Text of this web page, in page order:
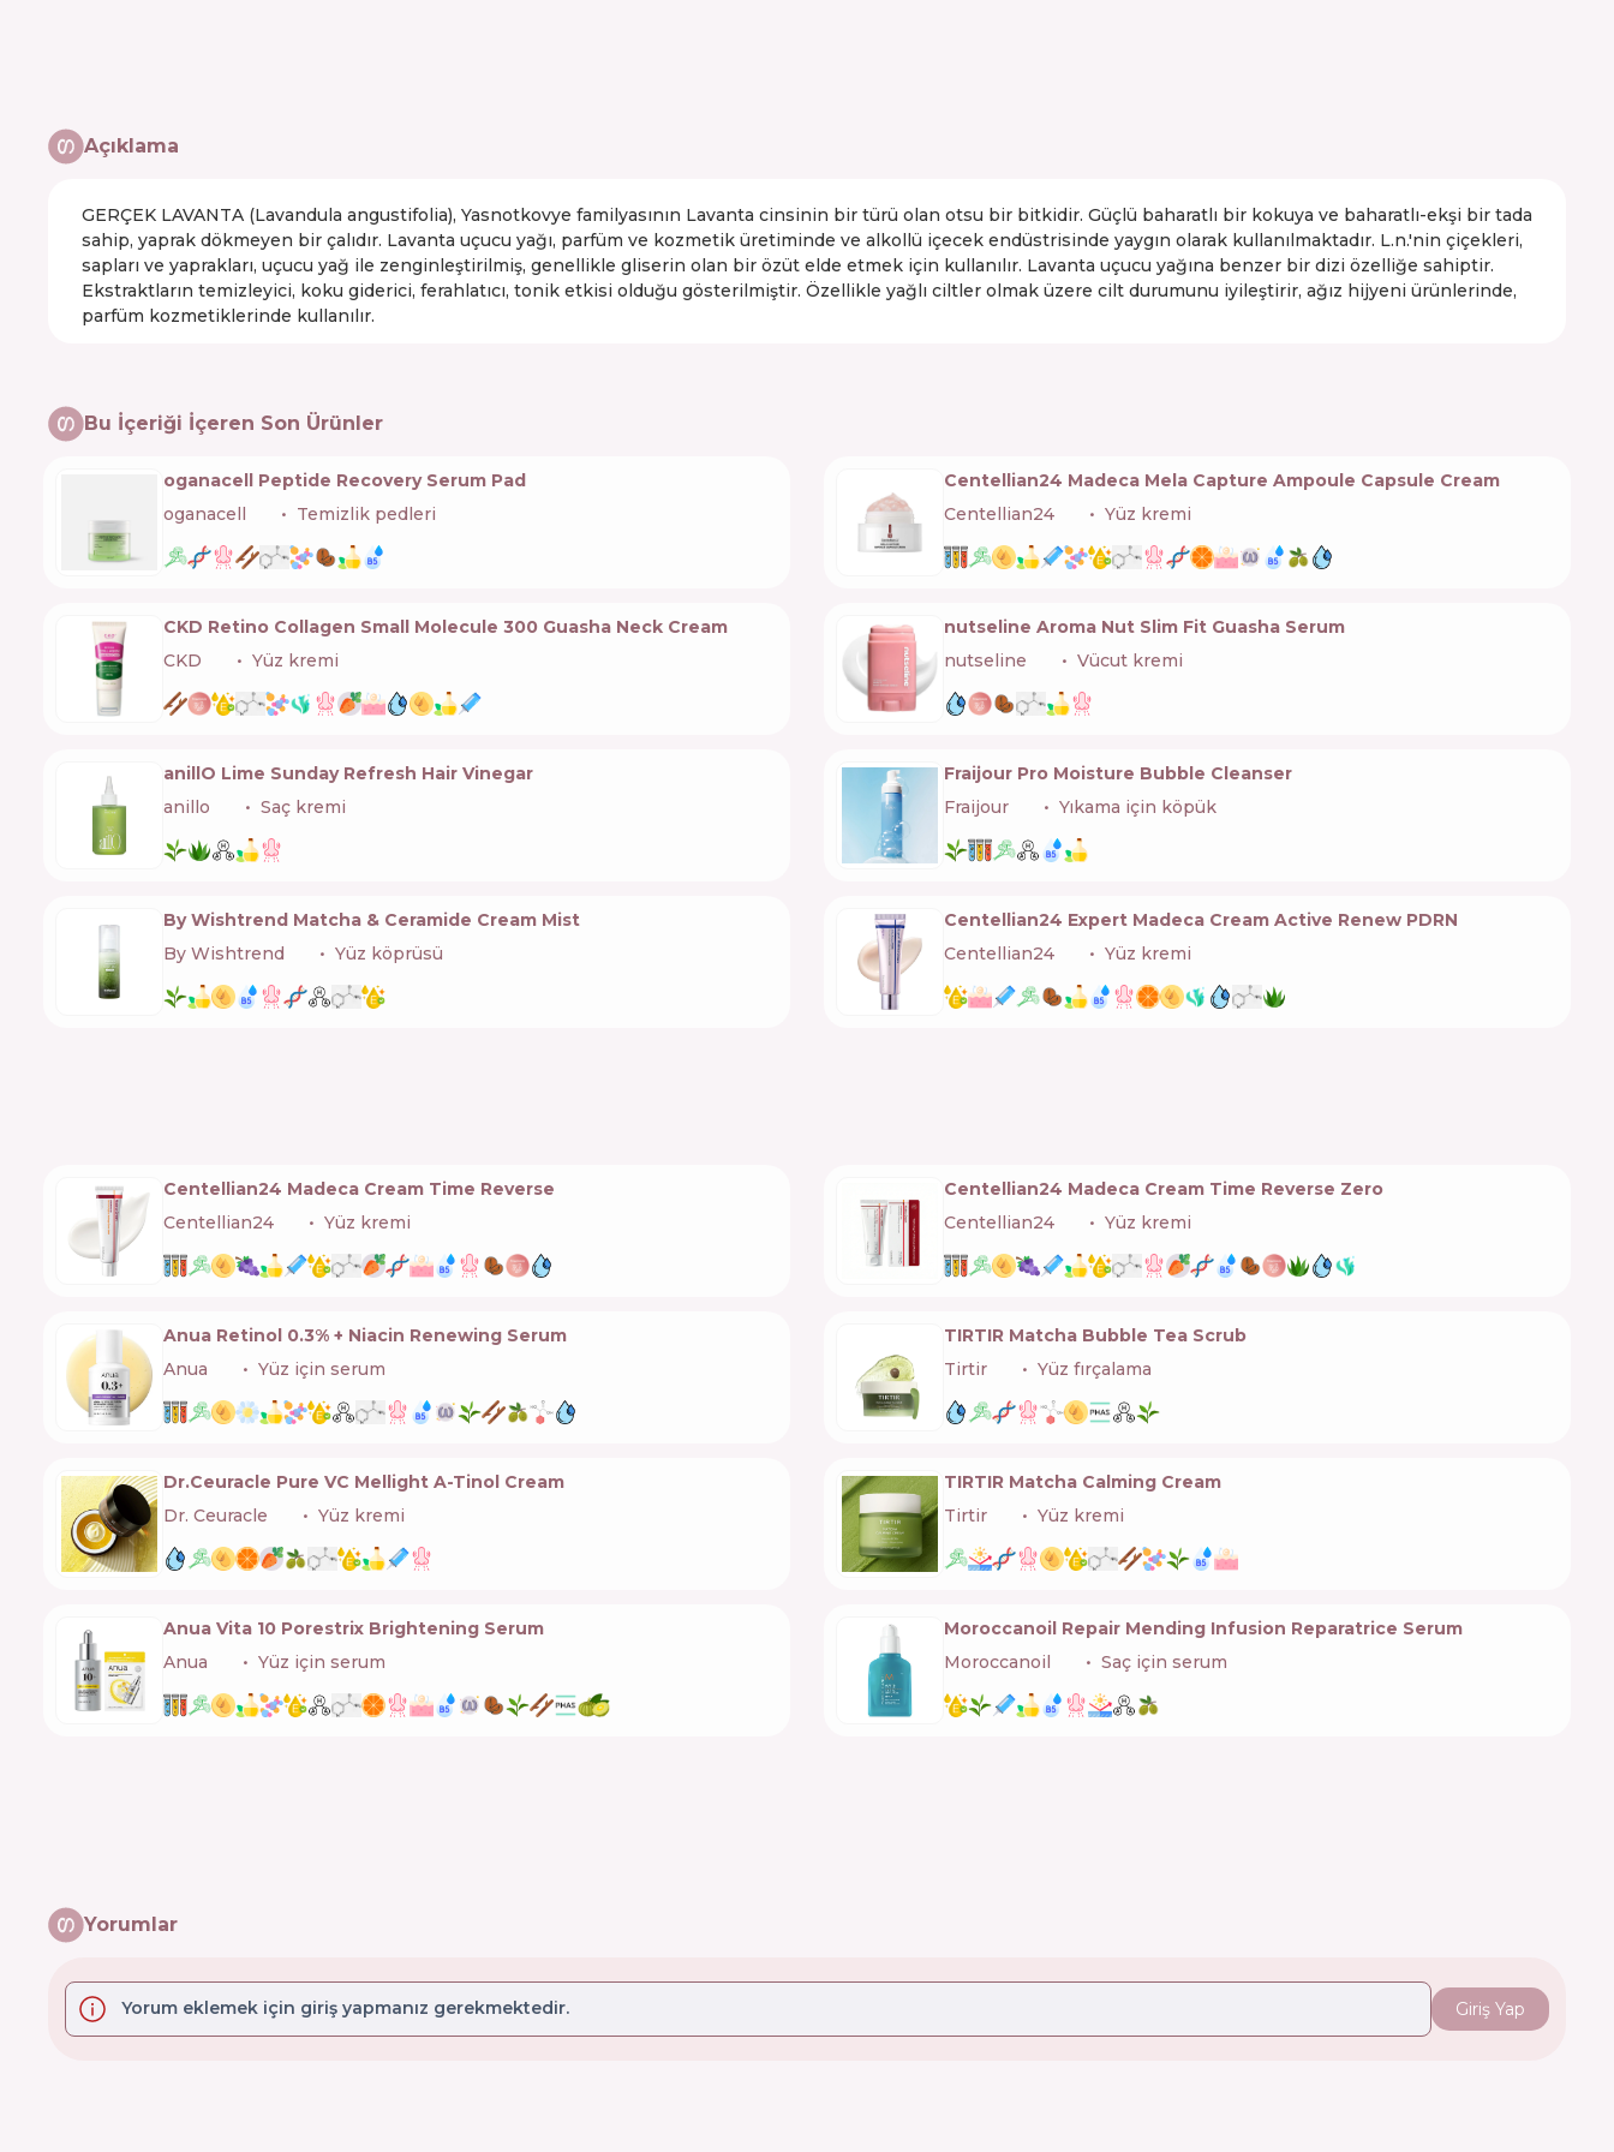
Açıklama
GERÇEK LAVANTA (Lavandula angustifolia), Yasnotkovye familyasının Lavanta cinsinin bir türü olan otsu bir bitkidir. Güçlü baharatlı bir kokuya ve baharatlı-ekşi bir tada
sahip, yaprak dökmeyen bir çalıdır. Lavanta uçucu yağı, parfüm ve kozmetik üretiminde ve alkollü içecek endüstrisinde yaygın olarak kullanılmaktadır. L.n.'nin çiçekleri,
sapları ve yaprakları, uçucu yağ ile zenginleştirilmiş, genellikle gliserin olan bir özüt elde etmek için kullanılır. Lavanta uçucu yağına benzer bir dizi özelliğe sahiptir.
Ekstraktların temizleyici, koku giderici, ferahlatıcı, tonik etkisi olduğu gösterilmiştir. Özellikle yağlı ciltler olmak üzere cilt durumunu iyileştirir, ağız hijyeni ürünlerinde,
parfüm kozmetiklerinde kullanılır.
Bu İçeriği İçeren Son Ürünler
oganacell Peptide Recovery Serum Pad
oganacell
Temizlik pedleri
Centellian24 Madeca Mela Capture Ampoule Capsule Cream
Centellian24
Yüz kremi
CKD Retino Collagen Small Molecule 300 Guasha Neck Cream
CKD
Yüz kremi
nutseline Aroma Nut Slim Fit Guasha Serum
nutseline
Vücut kremi
anillO Lime Sunday Refresh Hair Vinegar
anillo
Saç kremi
Fraijour Pro Moisture Bubble Cleanser
Fraijour
Yıkama için köpük
By Wishtrend Matcha & Ceramide Cream Mist
By Wishtrend
Yüz köprüsü
Centellian24 Expert Madeca Cream Active Renew PDRN
Centellian24
Yüz kremi
Centellian24 Madeca Cream Time Reverse
Centellian24
Yüz kremi
Centellian24 Madeca Cream Time Reverse Zero
Centellian24
Yüz kremi
Anua Retinol 0.3% + Niacin Renewing Serum
Anua
Yüz için serum
TIRTIR Matcha Bubble Tea Scrub
Tirtir
Yüz fırçalama
Dr.Ceuracle Pure VC Mellight A-Tinol Cream
Dr. Ceuracle
Yüz kremi
TIRTIR Matcha Calming Cream
Tirtir
Yüz kremi
Anua Vita 10 Porestrix Brightening Serum
Anua
Yüz için serum
Moroccanoil Repair Mending Infusion Reparatrice Serum
Moroccanoil
Saç için serum
Yorumlar
Yorum eklemek için giriş yapmanız gerekmektedir. Giriş Yap